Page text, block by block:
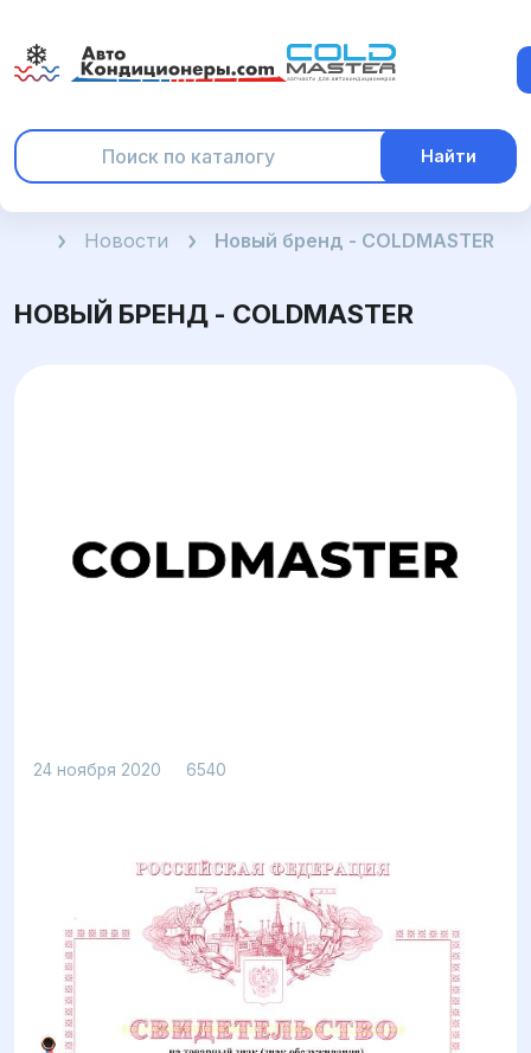
Найти
ГлавнаяНовости Новый бренд - COLDMASTER
НОВЫЙ БРЕНД - COLDMASTER
24 ноября 2020 6540